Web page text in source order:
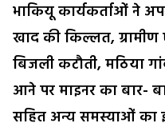
भाकियू कार्यकर्ताओं ने
खाद की किल्लत, ग्रामीण
बिजली कटौती, मठिया
आने पर माइनर का बार-
सहित अन्य समस्याओं का